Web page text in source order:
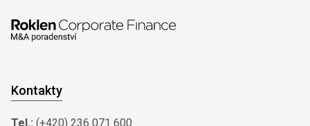
Kontakty
Tel.: (+420) 236 071 600